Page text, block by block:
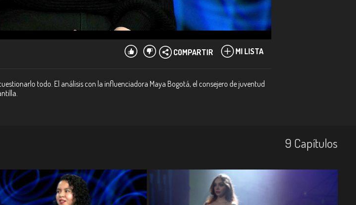
MI LISTA
COMPARTIR
todo. El análisis con la influenciadora Maya Bogotá, el consejero de juventud
9 Capí­tulos